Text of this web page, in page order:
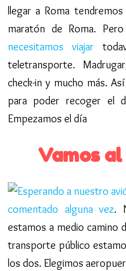
llegar a Roma
maratón de Roma.
necesitamos viajar
teletransporte.
check-in y mucho más.
para poder recoger el
Empezamos el día
Vamos
comentado alguna vez.
estamos a medio camino
transporte público
los dos. Elegimos